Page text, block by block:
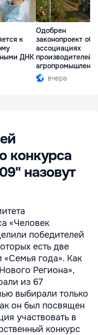
к
ДНК
Одобрен
законопроект об
ассоциациях
производителей в
комплексе
вчера
конкурса
назовут
«Человек
победителей
есть две
«Семья года». Как
Региона»,
из 67
выбирали только
он был посвящен
участвовать в
конкурс